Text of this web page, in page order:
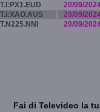
20/09/
20/09/
20/09/
Fai di Televideo la